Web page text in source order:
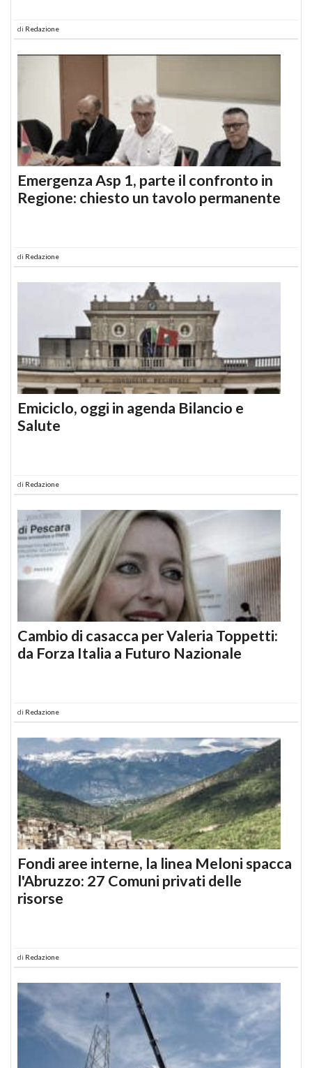
di Redazione
Emergenza Asp 1, parte il confronto in
Regione: chiesto un tavolo permanente
di Redazione
Emiciclo, oggi in agenda Bilancio e
Salute
di Redazione
Cambio di casacca per Valeria Toppetti:
da Forza Italia a Futuro Nazionale
di Redazione
Fondi aree interne, la linea Meloni spacca
l'Abruzzo: 27 Comuni privati delle
risorse
di Redazione